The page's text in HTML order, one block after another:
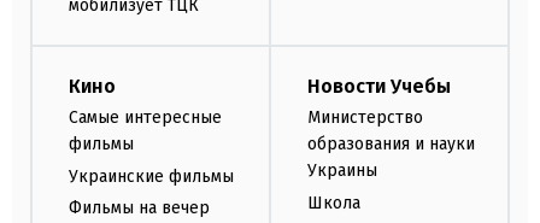
мобилизует ТЦК
Кино
Самые интересные
фильмы
Украинские фильмы
Фильмы на вечер
Новости Учебы
Министерство
образования и науки
Украины
Школа